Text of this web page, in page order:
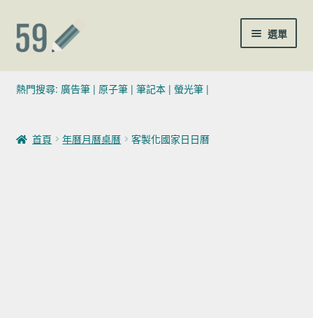
跳至導覽列
跳至主要內容 選單
(02)7729-4140
聯絡我們
熱門搜尋: 廣告筆| 原子筆| 筆記本| 螢光筆|
首頁 年曆月曆桌曆 客製化國家日日曆